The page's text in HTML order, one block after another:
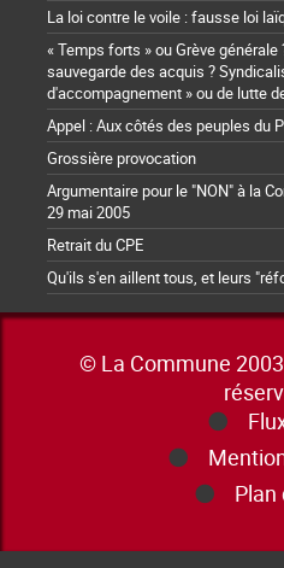
La loi contre le voile : fausse loi
« Temps forts » ou Grève générale
sauvegarde des acquis ?
d'accompagnement » ou de lutte
Appel : Aux côtés des peuples du
Grossière provocation
Argumentaire pour le "NON" à la
29 mai 2005
Retrait du CPE
Qu'ils s'en aillent tous, et leurs
© La Commune
Plan